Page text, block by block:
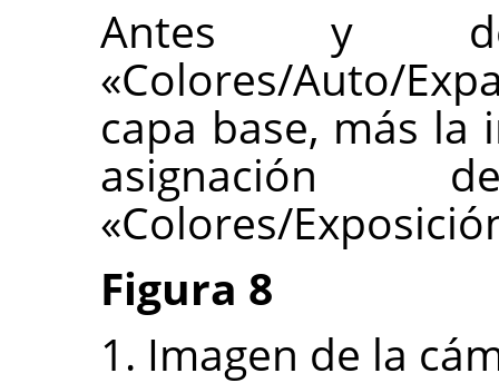
Antes y
«Colores/Auto/
capa base, más la
asignación
«Colores/
Figura 8
1. Imagen de la